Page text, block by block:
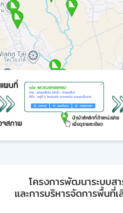
โครงการพัฒนาระบบส
และการบริหารจัดการพื้นที่